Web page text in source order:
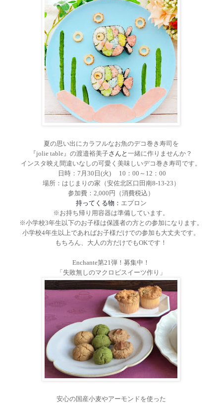
夏の思い出にカラフルなお魚のデコ巻き寿司を
『jolie table 』の渡邉裕美子さんと 一緒に作りませんか？
インスタ映え間違いなしの可愛く美味しいデコ巻き寿司です。
日時： 7 月 30 日(火) 10 ： 00 ～ 12 ： 00
場所：はじまりの家（安佐北区口田南8-13-23 ）
参加費： 2,000円（消費税込）
持ってくる物： エプロン
※お持ち帰り用容器は準備しています。
※小学校3年生以下のお子様は保護者の方との参加になります。
小学校4年生以上であればお子様だけでの参加も大丈夫です。
もちろん、大人の方だけでもOKです！
Enchante第21 弾！募集中！
「失敗無しのマクロビスイーツ作り 」
安心の国産小麦やアーモンドを使った